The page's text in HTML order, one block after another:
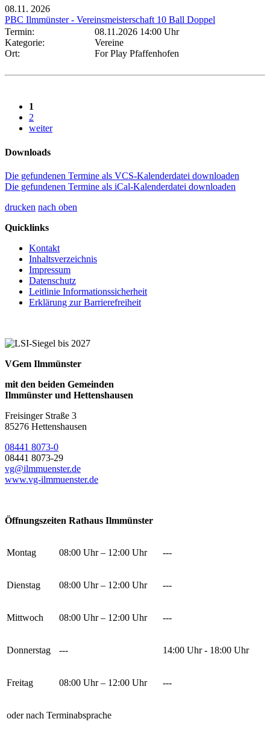
08.11. 2026
PBC Ilmmünster - Vereinsmeisterschaft 10 Ball Doppel
Termin:
08.11.2026 14:00 Uhr
Kategorie:
Vereine
Ort:
For Play Pfaffenhofen
1
2
weiter
Downloads
Die gefundenen Termine als VCS-Kalenderdatei downloaden
Die gefundenen Termine als iCal-Kalenderdatei downloaden
drucken nach oben
Quicklinks
Kontakt
Inhaltsverzeichnis
Impressum
Datenschutz
Leitlinie Informationssicherheit
Erklärung zur Barrierefreiheit
VGem Ilmmünster
mit den beiden Gemeinden
Ilmmünster und Hettenshausen
Freisinger Straße 3
85276 Hettenshausen
08441 8073-0
08441 8073-29
vg@ilmmuenster.de
www.vg-ilmmuenster.de
Öffnungszeiten Rathaus Ilmmünster
Montag 08:00 Uhr – 12:00 Uhr ---
Dienstag 08:00 Uhr – 12:00 Uhr ---
Mittwoch 08:00 Uhr – 12:00 Uhr ---
Donnerstag --- 14:00 Uhr - 18:00 Uhr
Freitag 08:00 Uhr – 12:00 Uhr ---
oder nach Terminabsprache